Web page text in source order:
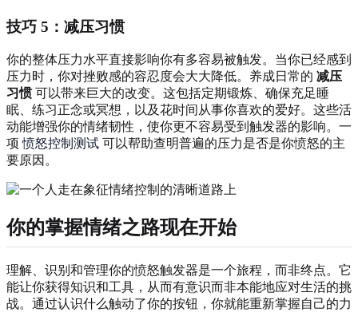
技巧 5：减压习惯
你的整体压力水平直接影响你有多容易被触发。当你已经感到
压力时，你对挫败感的容忍度会大大降低。养成日常的 减压
习惯 可以带来巨大的改变。这包括定期锻炼、确保充足睡
眠、练习正念或冥想，以及花时间从事你喜欢的爱好。这些活
动能增强你的情绪韧性，使你更不容易受到触发器的影响。一
项愤怒控制测试 可以帮助查明普遍的压力是否是你愤怒的主
要原因。
你的掌握情绪之路现在开始
理解、识别和管理你的愤怒触发器是一个旅程，而非终点。它
能让你获得知识和工具，从而有意识而非本能地应对生活的挑
战。通过认识什么触动了你的按钮，你就能重新掌握自己的力